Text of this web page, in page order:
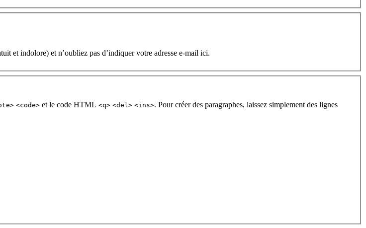
et indolore) et n’oubliez pas d’indiquer votre adresse e-mail ici.
<code> et le code HTML <q> <del> <ins>. Pour créer des paragraphes, laissez simplement des lignes